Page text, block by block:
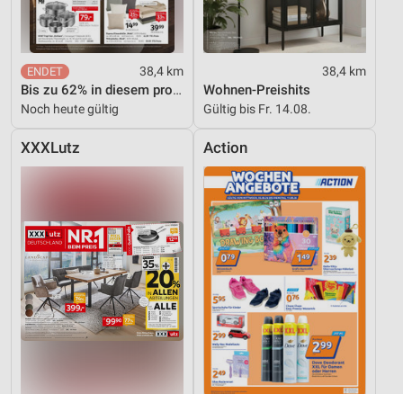
38,4 km
Bis zu 62% in diesem prospekt
Noch heute gültig
38,4 km
Wohnen-Preishits
Gültig bis Fr. 14.08.
XXXLutz Action